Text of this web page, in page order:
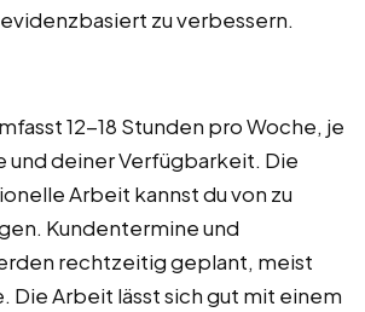
zu verbessern.
12-18 Stunden pro Woche, je
und deiner Verfügbarkeit. Die
Arbeit kannst du von zu
Kundentermine und
rechtzeitig geplant, meist
Die Arbeit lässt sich gut mit einem